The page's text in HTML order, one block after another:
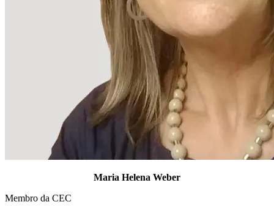
Maria Helena Weber
Membro da CEC